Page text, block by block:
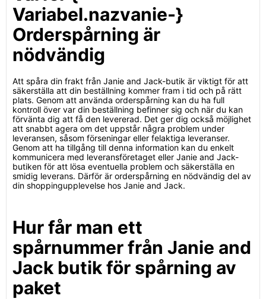
Variabel.nazvanie-}
Orderspårning är
nödvändig
Att spåra din frakt från Janie and Jack-butik är viktigt för att
säkerställa att din beställning kommer fram i tid och på rätt
plats. Genom att använda orderspårning kan du ha full
kontroll över var din beställning befinner sig och när du kan
förvänta dig att få den levererad. Det ger dig också möjlighet
att snabbt agera om det uppstår några problem under
leveransen, såsom förseningar eller felaktiga leveranser.
Genom att ha tillgång till denna information kan du enkelt
kommunicera med leveransföretaget eller Janie and Jack-
butiken för att lösa eventuella problem och säkerställa en
smidig leverans. Därför är orderspårning en nödvändig del av
din shoppingupplevelse hos Janie and Jack.
Hur får man ett
spårnummer från Janie and
Jack butik för spårning av
paket